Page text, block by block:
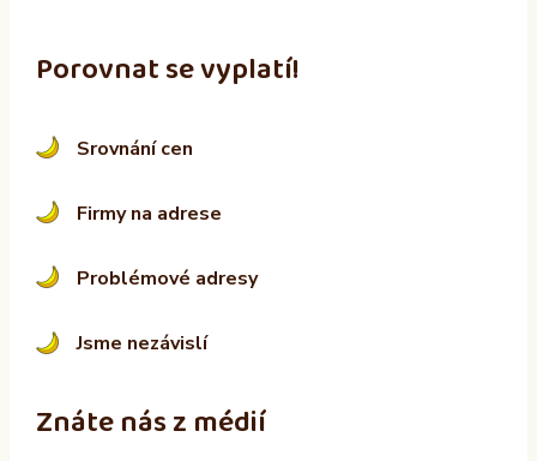
Porovnat se vyplatí!
Srovnání cen
Firmy na adrese
Problémové adresy
Jsme nezávislí
Znáte nás z médií